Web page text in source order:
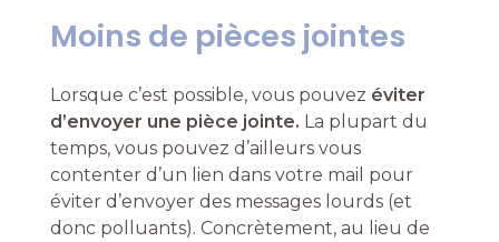
Moins de pièces jointes
Lorsque c’est possible, vous pouvez éviter
d’envoyer une pièce jointe. La plupart du
temps, vous pouvez d’ailleurs vous
contenter d’un lien dans votre mail pour
éviter d’envoyer des messages lourds (et
donc polluants). Concrètement, au lieu de